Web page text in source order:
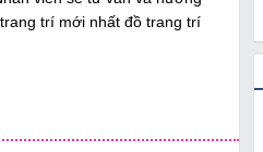
trí mới nhất đồ trang trí